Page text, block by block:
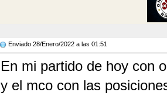
Enviado 28/Enero/2022 a las 01:51
En mi partido de hoy con
y el mco con las